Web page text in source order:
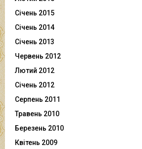
Січень 2015
Січень 2014
Січень 2013
Червень 2012
Лютий 2012
Січень 2012
Серпень 2011
Травень 2010
Березень 2010
Квітень 2009